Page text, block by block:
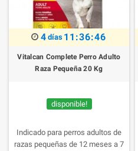
4 días 11:36:45
Vitalcan Complete Perro Adulto
Raza Pequeña 20 Kg
disponible!
Indicado para perros adultos de
razas pequeñas de 12 meses a 7